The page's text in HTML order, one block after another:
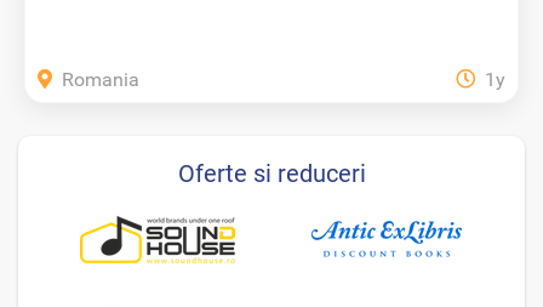
Romania 1y
Oferte si reduceri